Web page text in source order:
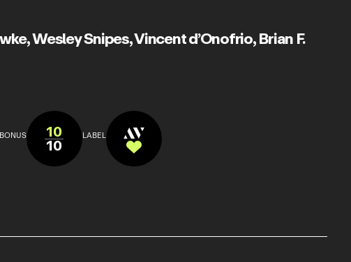
,Wesley Snipes,Vincent d’Onofrio,Brian F.
10
10 LABEL